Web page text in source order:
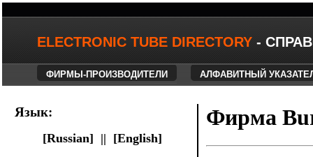
ELECTRONIC TUBE DIRECTORY -
ФИРМЫ-ПРОИЗВОДИТЕЛИ АЛФАВИТНЫЙ
Язык:
[Russian] || [English]
Фирма